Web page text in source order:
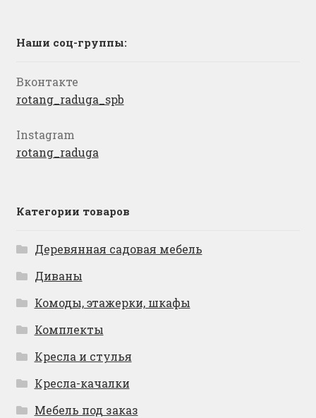
Наши соц-группы:
Вконтакте
rotang_raduga_spb
Instagram
rotang_raduga
Категории товаров
Деревянная садовая мебель
Диваны
Комоды, этажерки, шкафы
Комплекты
Кресла и стулья
Кресла-качалки
Мебель под заказ